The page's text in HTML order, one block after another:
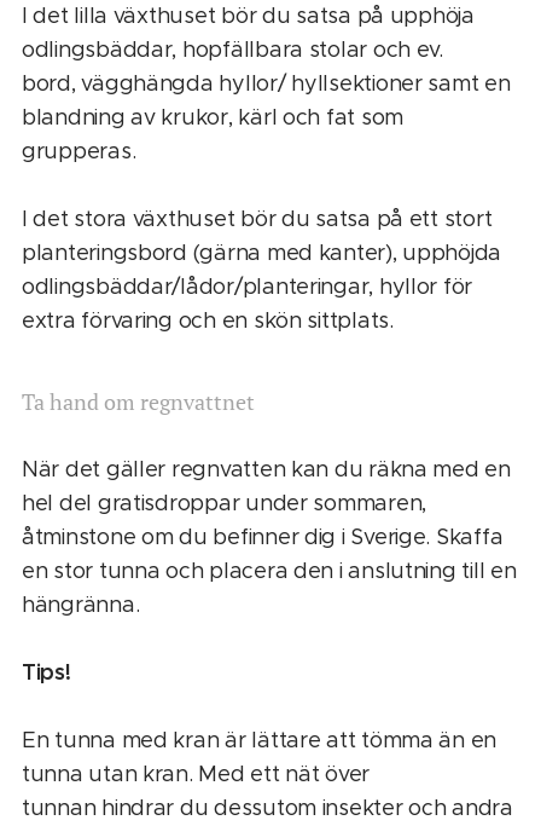
I det lilla växthuset bör du satsa på upphöja
odlingsbäddar, hopfällbara stolar och ev.
bord, vägghängda hyllor/ hyllsektioner samt en
blandning av krukor, kärl och fat som
grupperas.
I det stora växthuset bör du satsa på ett stort
planteringsbord (gärna med kanter), upphöjda
odlingsbäddar/lådor/planteringar, hyllor för
extra förvaring och en skön sittplats.
Ta hand om regnvattnet
När det gäller regnvatten kan du räkna med en
hel del gratisdroppar under sommaren,
åtminstone om du befinner dig i Sverige. Skaffa
en stor tunna och placera den i anslutning till en
hängränna.
Tips!
En tunna med kran är lättare att tömma än en
tunna utan kran. Med ett nät över
tunnan hindrar du dessutom insekter och andra